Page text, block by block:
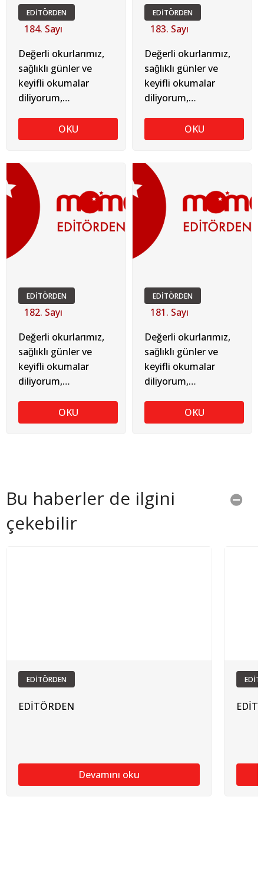
EDİTÖRDEN
184. Sayı
Değerli okurlarımız,
sağlıklı günler ve
keyifli okumalar
diliyorum,
OKU
EDİTÖRDEN
183. Sayı
Değerli okurlarımız,
sağlıklı günler ve
keyifli okumalar
diliyorum,
OKU
EDİTÖRDEN
182. Sayı
Değerli okurlarımız,
sağlıklı günler ve
keyifli okumalar
diliyorum,
OKU
EDİTÖRDEN
181. Sayı
Değerli okurlarımız,
sağlıklı günler ve
keyifli okumalar
diliyorum,
OKU
Bu haberler de ilgini
çekebilir
EDİTÖRDEN
EDİTÖRDEN
Devamını oku